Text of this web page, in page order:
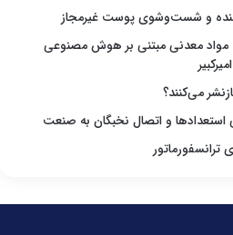
و شست‌وشوی پوست غیرمجاز
مواد معدنی مبتنی بر هوش مصنوعی
می‌کنند؟
استعدادها و اتصال نخبگان به صنعت
ترانسفورماتور